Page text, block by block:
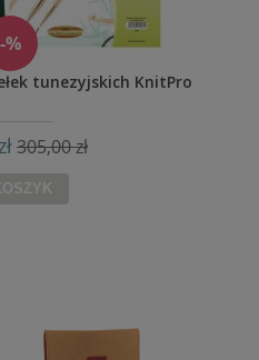
-%
tunezyjskich KnitPro
305,00 zł